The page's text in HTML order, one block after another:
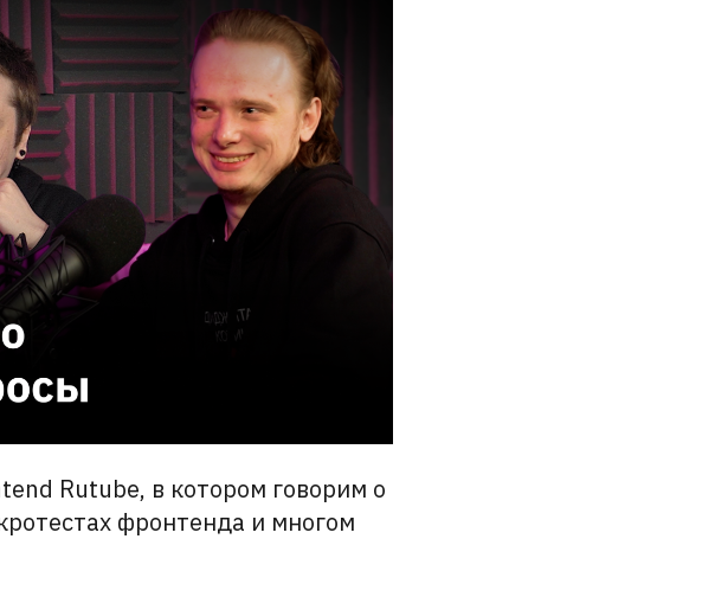
Rutube, в котором говорим о
фронтенда и многом